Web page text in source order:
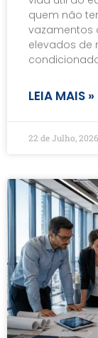
quem não
vazamentos
elevados de
LEIA MAIS »
22 de Julho, 2026